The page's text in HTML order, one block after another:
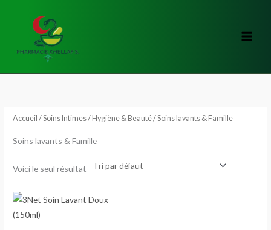
Accueil /Soins Intimes/ Hygiène & Beauté/ Soins lavants & Famille
Soins lavants & Famille
Voici le seul résultat